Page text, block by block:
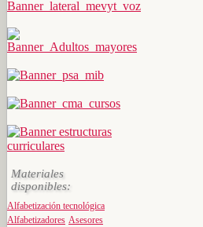
Materiales
disponibles:
Alfabetización tecnológica
Alfabetizadores Asesores